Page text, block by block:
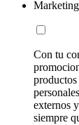
Con tu
productos
externos
siempre